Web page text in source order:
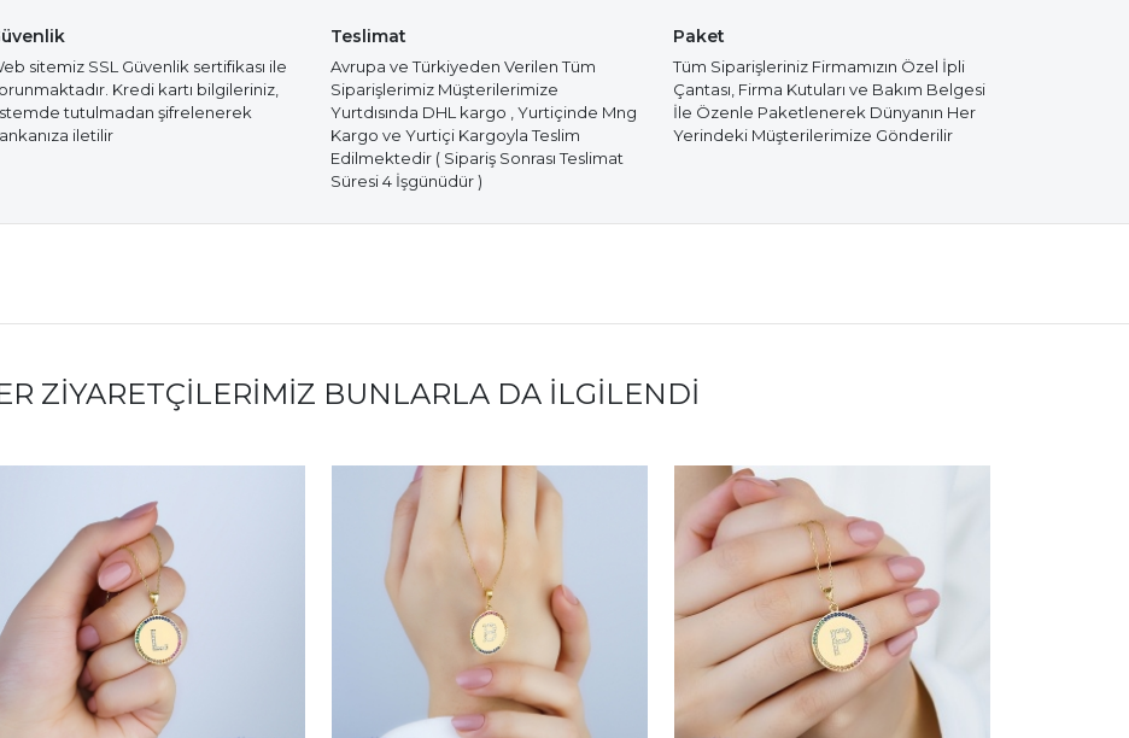
sitemiz SSL Güvenlik sertifikası ile
Kredi kartı bilgileriniz,
tutulmadan şifrelenerek
iletilir
Teslimat
Avrupa ve Türkiyeden Verilen Tüm
Siparişlerimiz Müşterilerimize
Yurtdısında DHL kargo , Yurtiçinde Mng
Kargo ve Yurtiçi Kargoyla Teslim
Edilmektedir ( Sipariş Sonrası Teslimat
Süresi 4 İşgünüdür )
Paket
Tüm Siparişleriniz Firmamızın Özel İpli
Çantası, Firma Kutuları ve Bakım Belgesi
İle Özenle Paketlenerek Dünyanın Her
Yerindeki Müşterilerimize Gönderilir
ZIYARETÇILERIMIZ BUNLARLA DA İLGILENDI